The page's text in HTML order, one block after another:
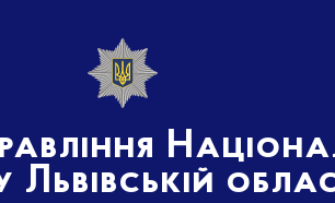
Львівській